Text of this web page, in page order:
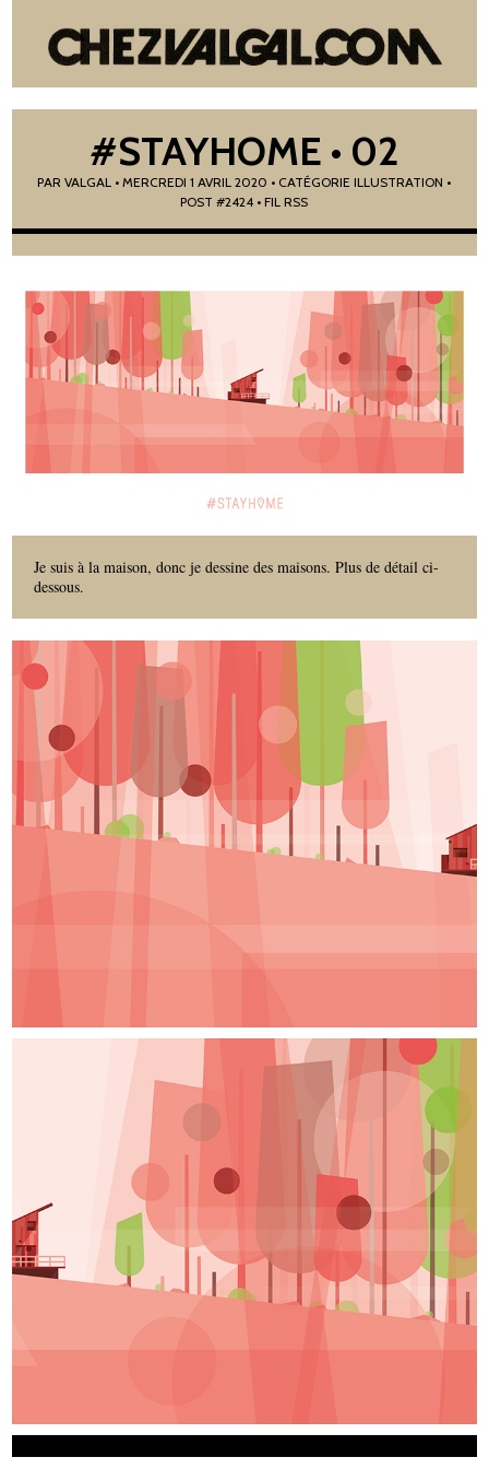
#STAYHOME • 02
PARVALGAL •MERCREDI 1 AVRIL 2020 • CATÉGORIEILLUSTRATION •
POST #2424 • FIL RSS
Je suis à la maison, donc je dessine des maisons. Plus de détail ci-
dessous.